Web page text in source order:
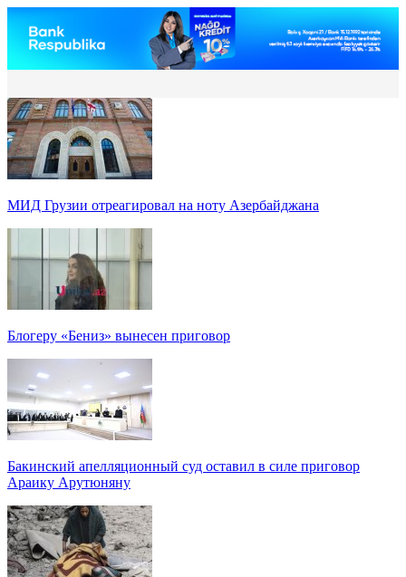
МИД Грузии отреагировал на ноту Азербайджана
Блогеру «Бениз» вынесен приговор
Бакинский апелляционный суд оставил в силе приговор
Араику Арутюняну